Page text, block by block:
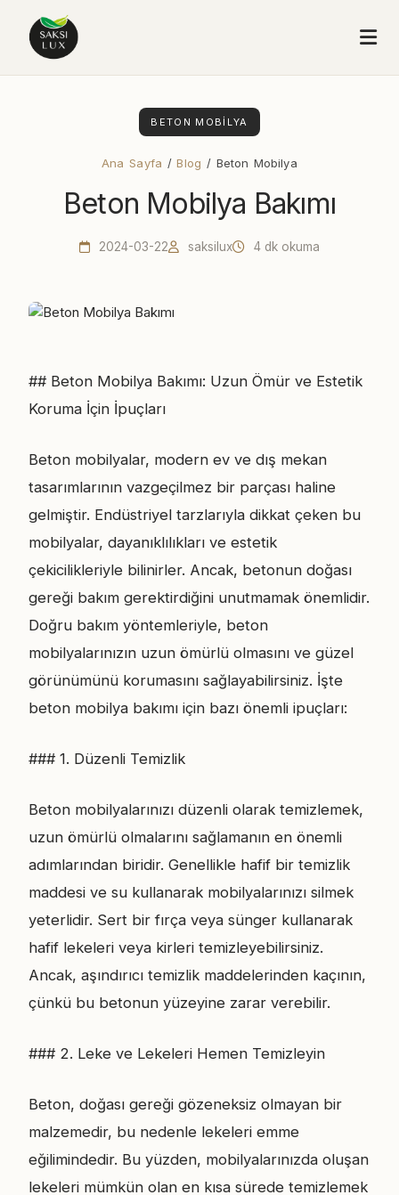
BETON MOBILYA
Ana Sayfa /Blog / Beton Mobilya
Beton Mobilya Bakımı
2024-03-22 saksilux 4 dk okuma
## Beton Mobilya Bakımı: Uzun Ömür ve Estetik
Koruma İçin İpuçları
Beton mobilyalar, modern ev ve dış mekan
tasarımlarının vazgeçilmez bir parçası haline
gelmiştir. Endüstriyel tarzlarıyla dikkat çeken bu
mobilyalar, dayanıklılıkları ve estetik
çekicilikleriyle bilinirler. Ancak, betonun doğası
gereği bakım gerektirdiğini unutmamak önemlidir.
Doğru bakım yöntemleriyle, beton
mobilyalarınızın uzun ömürlü olmasını ve güzel
görünümünü korumasını sağlayabilirsiniz. İşte
beton mobilya bakımı için bazı önemli ipuçları:
### 1. Düzenli Temizlik
Beton mobilyalarınızı düzenli olarak temizlemek,
uzun ömürlü olmalarını sağlamanın en önemli
adımlarından biridir. Genellikle hafif bir temizlik
maddesi ve su kullanarak mobilyalarınızı silmek
yeterlidir. Sert bir fırça veya sünger kullanarak
hafif lekeleri veya kirleri temizleyebilirsiniz.
Ancak, aşındırıcı temizlik maddelerinden kaçının,
çünkü bu betonun yüzeyine zarar verebilir.
### 2. Leke ve Lekeleri Hemen Temizleyin
Beton, doğası gereği gözeneksiz olmayan bir
malzemedir, bu nedenle lekeleri emme
eğilimindedir. Bu yüzden, mobilyalarınızda oluşan
lekeleri mümkün olan en kısa sürede temizlemek